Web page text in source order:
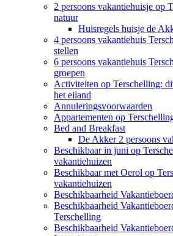
2 persoons vakantiehuisje op
natuur
Huisregels huisje de
4 persoons vakantiehuis
stellen
6 persoons vakantiehuis
groepen
Activiteiten op Terschelling:
het eiland
Annuleringsvoorwaarden
Appartementen op
Bed and Breakfast
De Akker 2 persoons
Beschikbaar in juni op
vakantiehuizen
Beschikbaar met Oerol op
vakantiehuizen
Beschikbaarheid
Beschikbaarheid
Terschelling
Beschikbaarheid